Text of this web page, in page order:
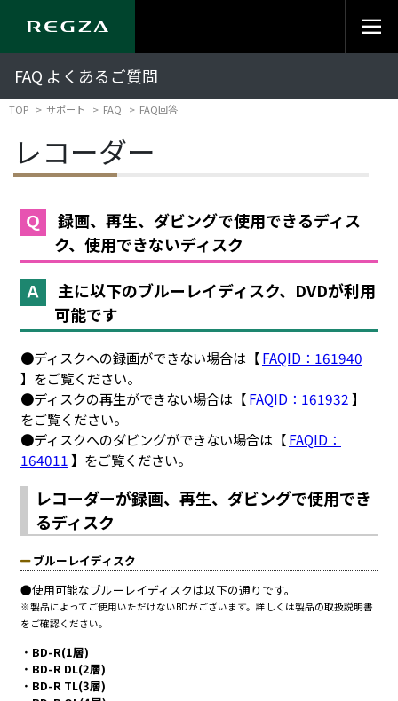
FAQ よくあるご質問
TOP サポート FAQ FAQ回答
レコーダー